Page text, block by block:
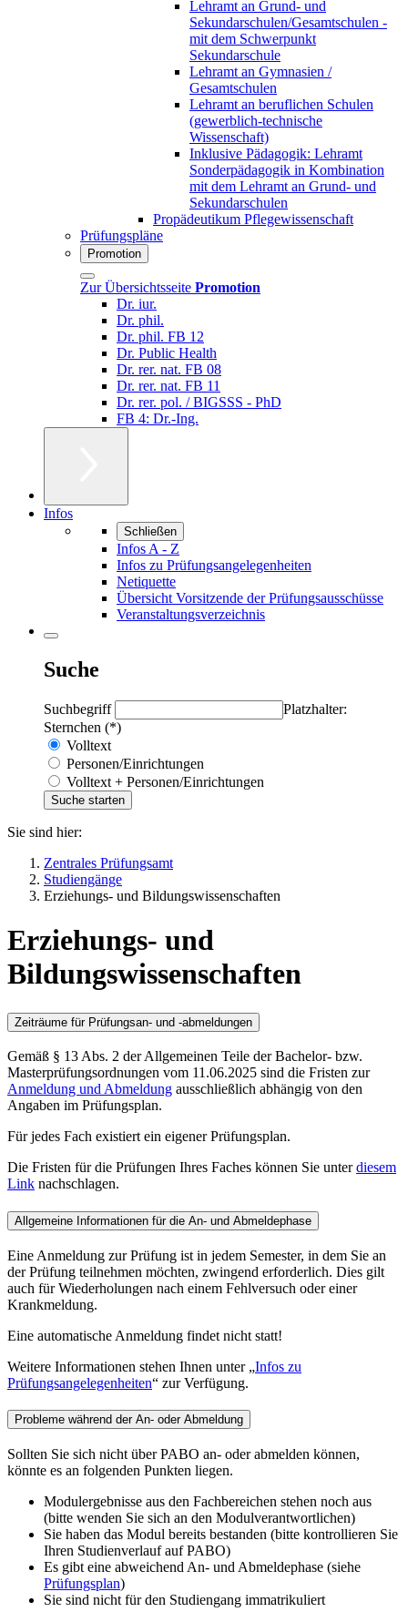
Lehramt an Grund- und
Sekundarschulen/Gesamtschulen -
mit dem Schwerpunkt
Sekundarschule
Lehramt an Gymnasien /
Gesamtschulen
Lehramt an beruflichen Schulen
(gewerblich-technische
Wissenschaft)
Inklusive Pädagogik: Lehramt
Sonderpädagogik in Kombination
mit dem Lehramt an Grund- und
Sekundarschulen
Propädeutikum Pflegewissenschaft
Prüfungspläne
Promotion
Zur Übersichtsseite Promotion
Dr. iur.
Dr. phil.
Dr. phil. FB 12
Dr. Public Health
Dr. rer. nat. FB 08
Dr. rer. nat. FB 11
Dr. rer. pol. / BIGSSS - PhD
FB 4: Dr.-Ing.
Infos
Schließen
Infos A - Z
Infos zu Prüfungsangelegenheiten
Netiquette
Übersicht Vorsitzende der Prüfungsausschüsse
Veranstaltungsverzeichnis
Suche
Suchbegriff
Platzhalter:
Sternchen (*)
Volltext
Personen/Einrichtungen
Volltext + Personen/Einrichtungen
Sie sind hier:
Zentrales Prüfungsamt
Studiengänge
Erziehungs- und Bildungswissenschaften
Erziehungs- und
Bildungswissenschaften
Zeiträume für Prüfungsan- und -abmeldungen
Gemäß § 13 Abs. 2 der Allgemeinen Teile der Bachelor- bzw.
Masterprüfungsordnungen vom 11.06.2025 sind die Fristen zur
Anmeldung und Abmeldung ausschließlich abhängig von den
Angaben im Prüfungsplan.
Für jedes Fach existiert ein eigener Prüfungsplan.
Die Fristen für die Prüfungen Ihres Faches können Sie unterdiesem
Link nachschlagen.
Allgemeine Informationen für die An- und Abmeldephase
Eine Anmeldung zur Prüfung ist in jedem Semester, in dem Sie an
der Prüfung teilnehmen möchten, zwingend erforderlich. Dies gilt
auch für Wiederholungen nach einem Fehlversuch oder einer
Krankmeldung.
Eine automatische Anmeldung findet nicht statt!
Weitere Informationen stehen Ihnen unter „Infos zu
Prüfungsangelegenheiten“ zur Verfügung.
Probleme während der An- oder Abmeldung
Sollten Sie sich nicht über PABO an- oder abmelden können,
könnte es an folgenden Punkten liegen.
Modulergebnisse aus den Fachbereichen stehen noch aus
(bitte wenden Sie sich an den Modulverantwortlichen)
Sie haben das Modul bereits bestanden (bitte kontrollieren Sie
Ihren Studienverlauf auf PABO)
Es gibt eine abweichend An- und Abmeldephase (siehe
Prüfungsplan)
Sie sind nicht für den Studiengang immatrikuliert